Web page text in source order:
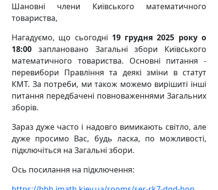
Шановні члени Київського математичного
товариства,
Нагадуємо, що сьогодні 19 грудня 2025 року о
18:00 заплановано Загальні збори Київського
математичного товариства. Основні питання -
перевибори Правління та деякі зміни в статут
КМТ. За потреби, ми також можемо вирішиті інші
питання передбачені повноваженнями Загальних
зборів.
Зараз дуже часто і надовго вимикають світло, але
дуже просимо Вас, будь ласка, по можливості,
підключіться на Загальні збори.
Ось посилання на підключення: